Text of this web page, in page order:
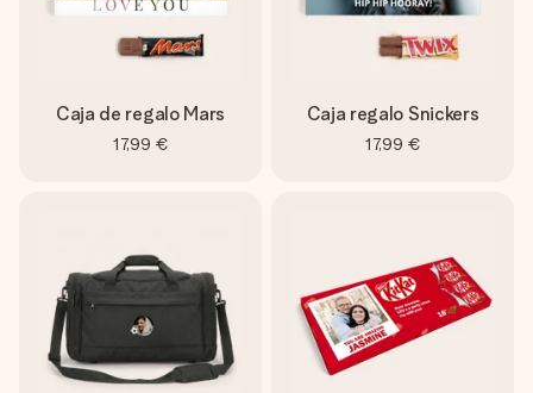
Caja de regalo Mars
17,99 €
Caja regalo Snickers
17,99 €